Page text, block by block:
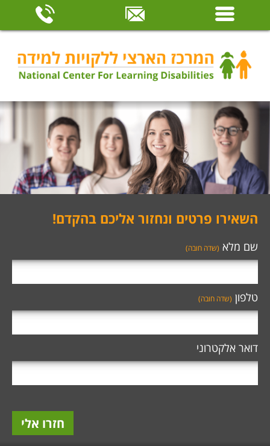
השאירו פרטים ונחזור אליכם בהקדם!
שם מלא (שדה חובה)
טלפון (שדה חובה)
דואר אלקטרוני
חזרו אלי